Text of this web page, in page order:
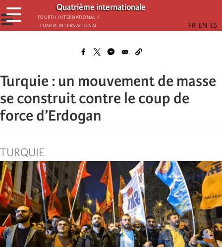
Aller
au
contenu
Quatrième internationale
Fourth International /
Cuarta Internacional
☰
☰
Turquie : un mouvement de masse
se construit contre le coup de
force d’Erdogan
TURQUIE